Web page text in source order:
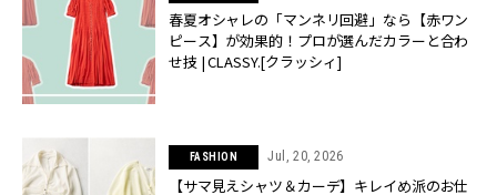
春夏オシャレの「マンネリ回避」なら【赤ワン
ピース】が効果的！プロが選んだカラーと合わ
せ技 | CLASSY.[クラッシィ]
FASHION Jul, 20, 2026
【サマ見えシャツ＆カーデ】キレイめ派のお仕